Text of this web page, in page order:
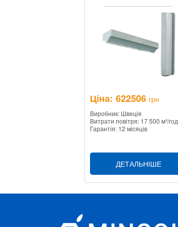
Ціна: 622506 грн
Виробник: Швеція
Витрати повітря: 17 500 м³/год
Гарантія: 12 місяців
ДЕТАЛЬНІШЕ